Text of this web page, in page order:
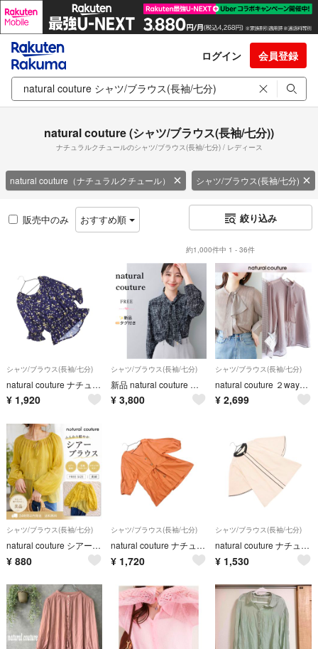
ログイン 会員登録
natural couture (シャツ/ブラウス(長袖/七分))
ナチュラルクチュールのシャツ/ブラウス(長袖/七分) / レディース
natural couture（ナチュラルクチュール） シャツ/ブラウス(長袖/七分)
販売中のみ おすすめ順 絞り込み
約1,000件中 1 - 36件
シャツ/ブラウス(長袖/七分)
natural couture ナチュラルクチュール 花柄 オフショルダー ブラウス シャツ 紺 ■◆ レディース
¥ 1,920
シャツ/ブラウス(長袖/七分)
新品 natural couture ラッフル×ボウタイブラウス 総柄 長袖 オケージョン
¥ 3,800
シャツ/ブラウス(長袖/七分)
natural couture ２wayドレープスカーフタイ パール釦ブラウス
¥ 2,699
シャツ/ブラウス(長袖/七分)
natural couture シアーブラウス リボン 長袖 黄緑
¥ 880
シャツ/ブラウス(長袖/七分)
natural couture ナチュラルクチュール ドロスト ブラウス シャツ sizeF/ベージュ ■◆ レディース
¥ 1,720
シャツ/ブラウス(長袖/七分)
natural couture ナチュラルクチュール ブラウス シャツ sizeF/ベージュ ■◆ レディース
¥ 1,530